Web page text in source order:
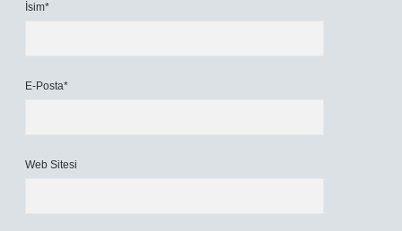
İsim*
E-Posta*
Web Sitesi